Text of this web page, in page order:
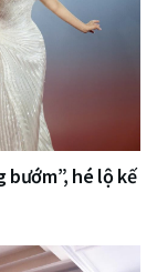
bướm”, hé lộ kế